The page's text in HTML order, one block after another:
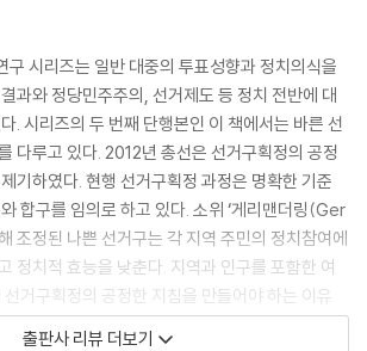
구 시리즈는 일반 대중의 투표성향과 정치의식을
과와 정당민주주의, 선거제도 등 정치 전반에 대
. 시리즈의 두 번째 단행본인 이 책에서는 바른 선
다루고 있다. 2012년 총선은 선거구획정의 공정
기하였다. 현행 선거구획정 과정은 명확한 기준
합구를 임의로 하고 있다. 소위 ‘게리맨더링(Ger
조정된 나쁜 선거구는 각 지역 주민의 정치참여에
정치적 효능을 낮춘다. 지역과 인구를 포함한 여
거구획정의 공정한 지침을 만들어야 하는 이유
출판사 리뷰 더보기